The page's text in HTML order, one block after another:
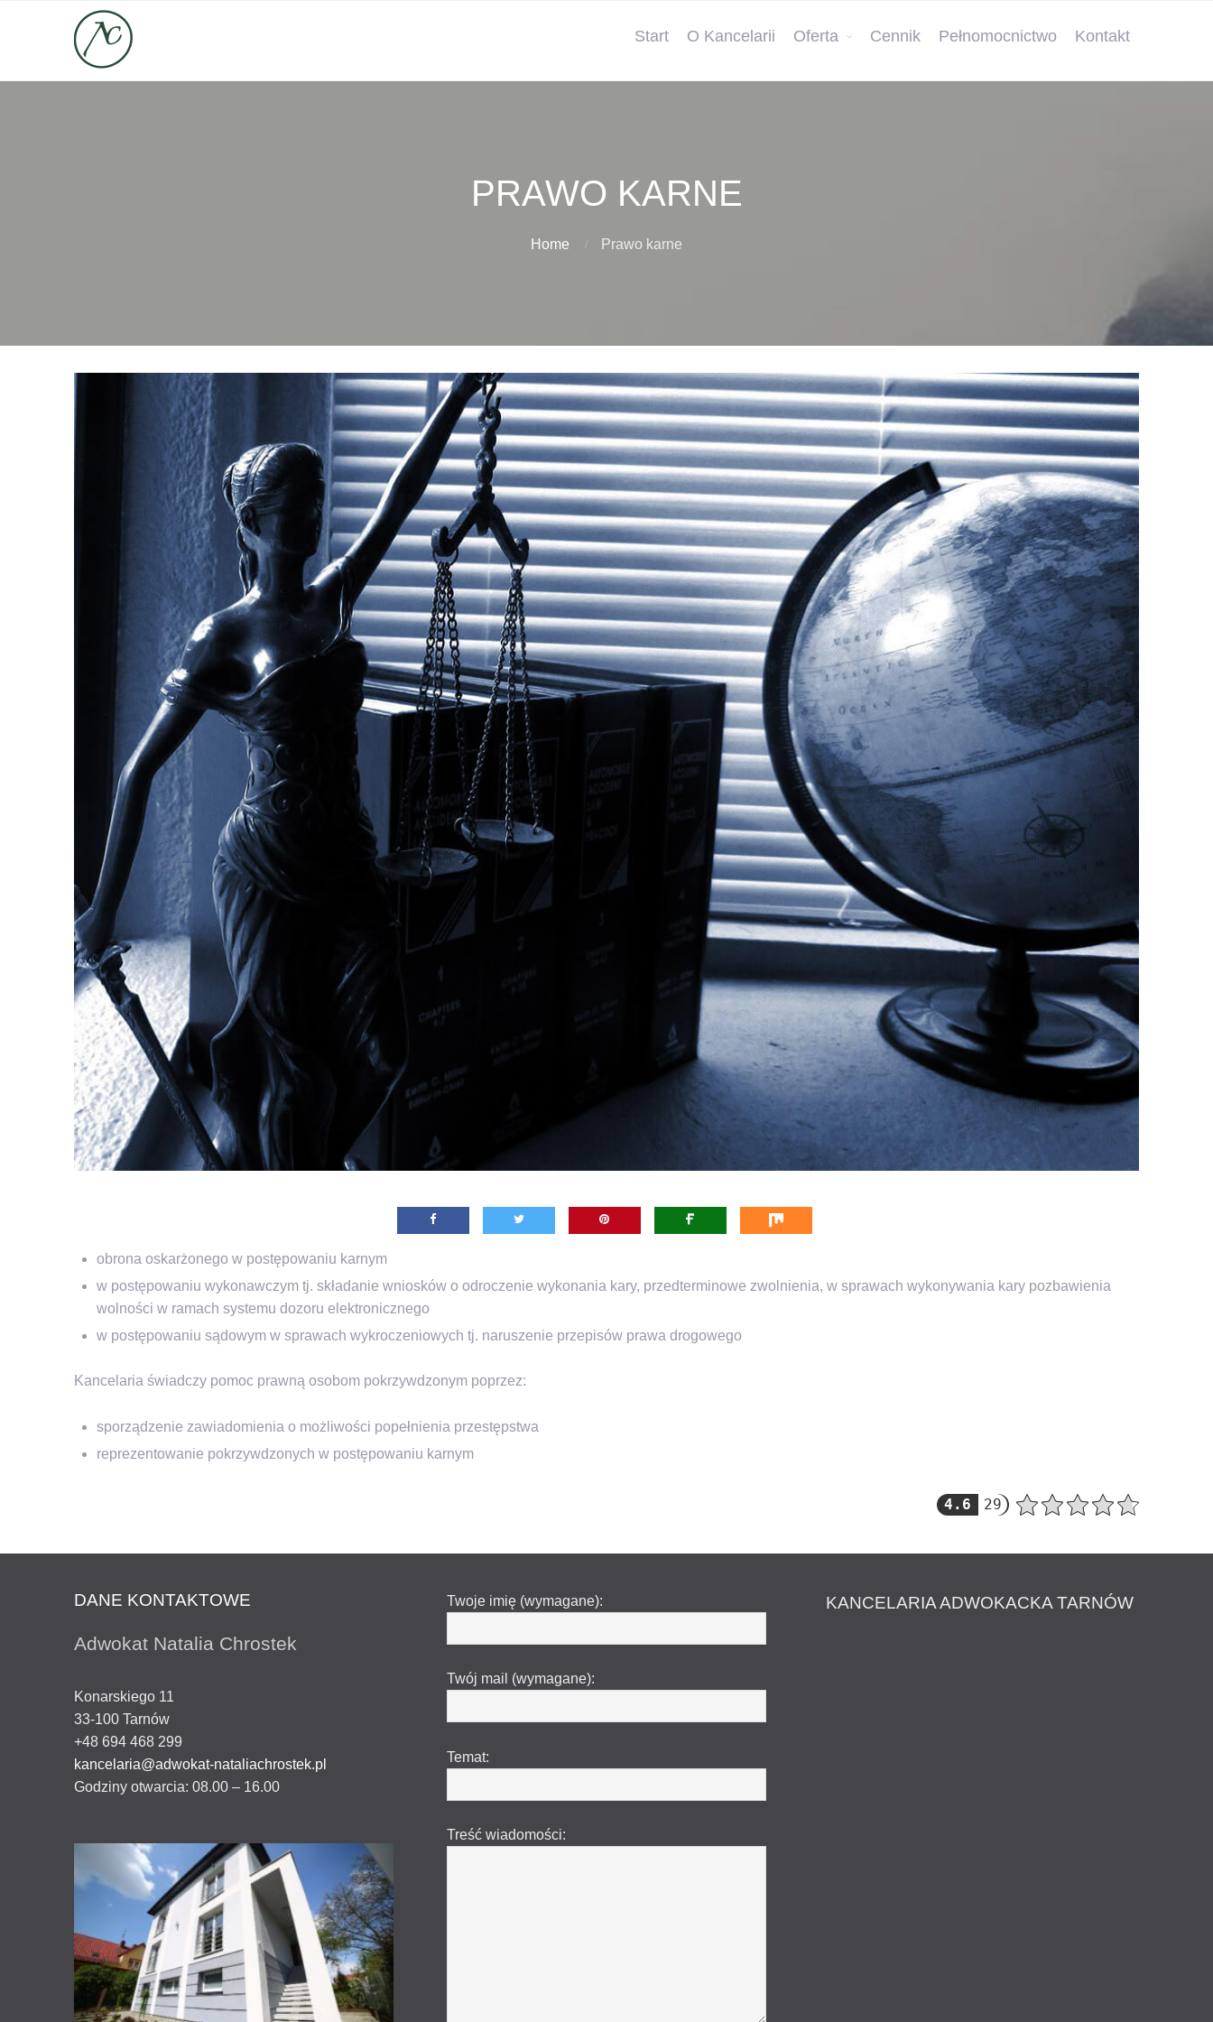
Start O Kancelarii Oferta Cennik Pełnomocnictwo Kontakt
PRAWO KARNE
Home Prawo karne
obrona oskarżonego w postępowaniu karnym
w postępowaniu wykonawczym tj. składanie wniosków o odroczenie wykonania kary, przedterminowe zwolnienia, w sprawach wykonywania kary pozbawienia
wolności w ramach systemu dozoru elektronicznego
w postępowaniu sądowym w sprawach wykroczeniowych tj. naruszenie przepisów prawa drogowego
Kancelaria świadczy pomoc prawną osobom pokrzywdzonym poprzez:
sporządzenie zawiadomienia o możliwości popełnienia przestępstwa
reprezentowanie pokrzywdzonych w postępowaniu karnym
4.6 29
DANE KONTAKTOWE
Adwokat Natalia Chrostek
Konarskiego 11
33-100 Tarnów
+48 694 468 299
kancelaria@adwokat-nataliachrostek.pl
Godziny otwarcia: 08.00 – 16.00
Twoje imię (wymagane):
Twój mail (wymagane):
Temat:
Treść wiadomości:
KANCELARIA ADWOKACKA TARNÓW